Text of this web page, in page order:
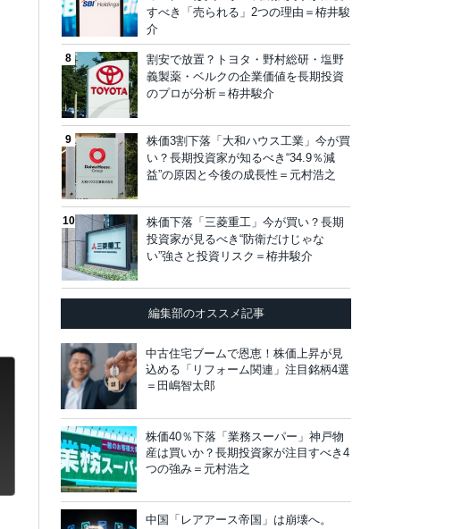
すべき「売られる」2つの理由＝栫井駿
介
割安で放置？トヨタ・野村総研・塩野
義製薬・ベルクの企業価値を長期投資
のプロが分析＝栫井駿介
株価3割下落「大和ハウス工業」今が買
い？長期投資家が知るべき“34.9％減
益”の原因と今後の成長性＝元村浩之
株価下落「三菱重工」今が買い？長期
投資家が見るべき“防衛だけじゃな
い”強さと投資リスク＝栫井駿介
編集部のオススメ記事
中古住宅ブームで恩恵！株価上昇が見
込める「リフォーム関連」注目銘柄4選
＝田嶋智太郎
株価40％下落「業務スーパー」神戸物
産は買いか？長期投資家が注目すべき4
つの強み＝元村浩之
中国「レアアース帝国」は崩壊へ。